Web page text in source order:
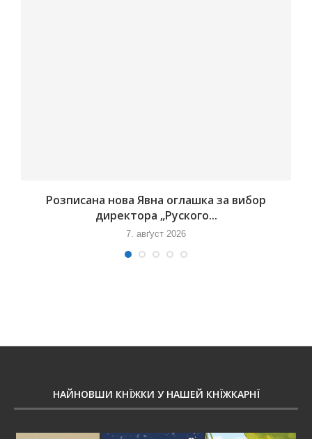
Розписана нова Явна оглашка за вибор
директора „Руского...
7. авґуст 2026
НАЙНОВШИ КНЇЖКИ У НАШЕЙ КНЇЖКАРНЇ